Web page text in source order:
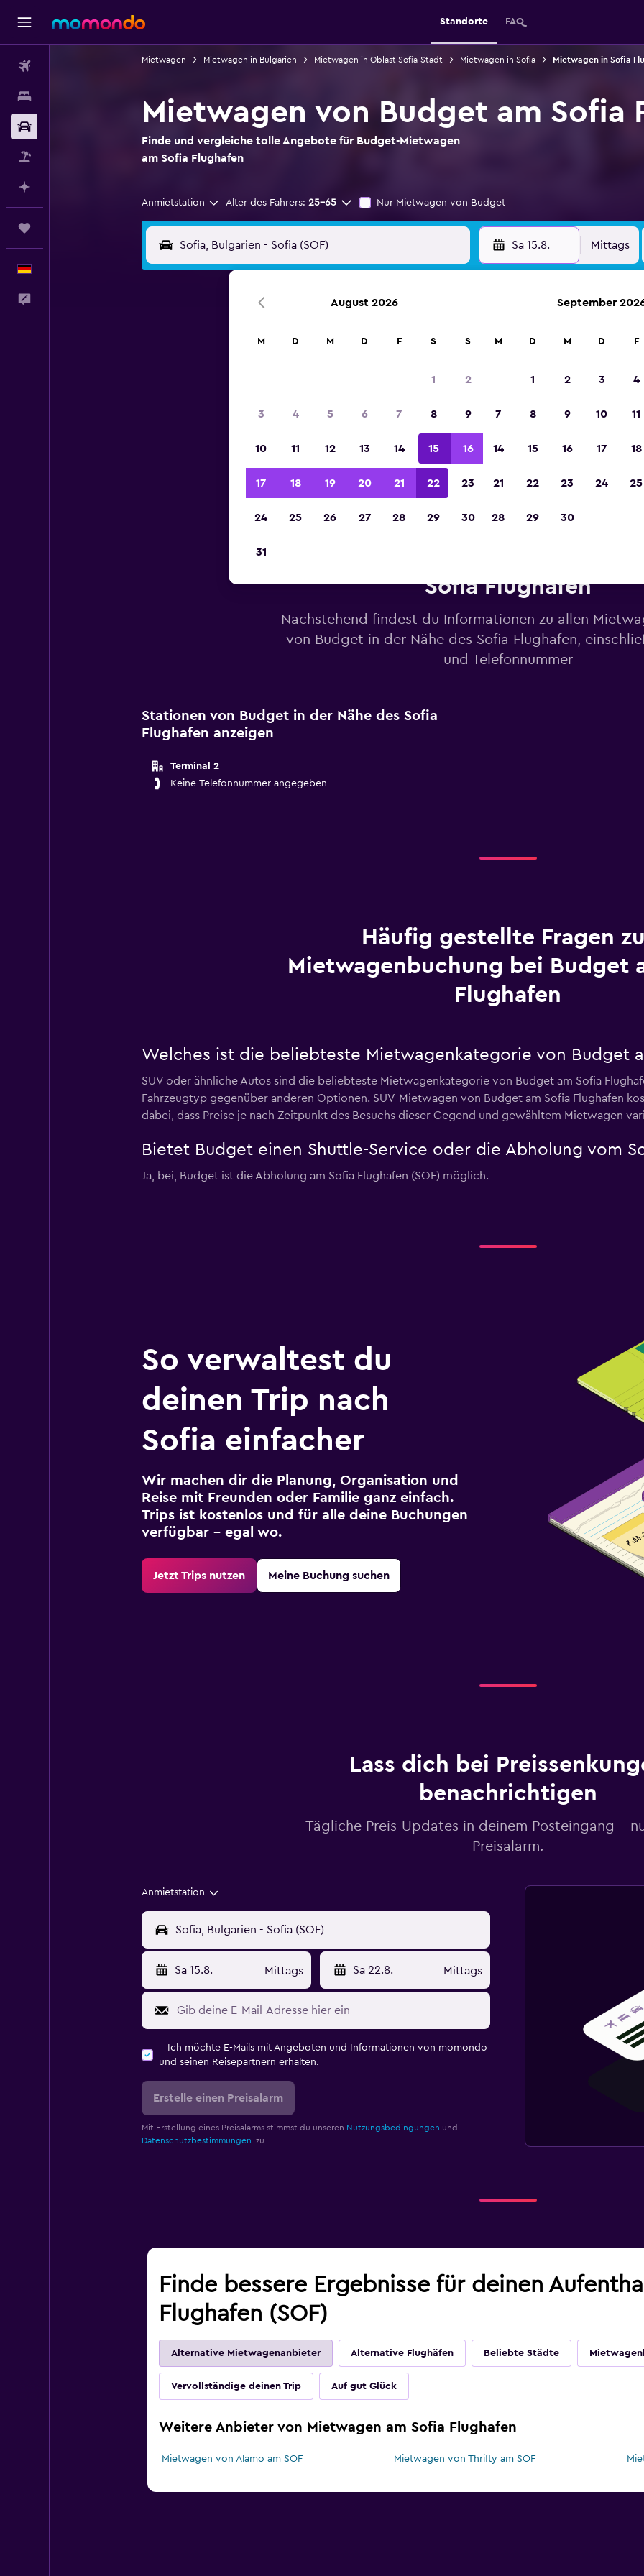
Standorte FAQ
Mietwagen Mietwagen in Bulgarien Mietwagen in Oblast Sofia-Stadt Mietwagen in Sofia Mietwagen in Sofia
Mietwagen von Budget am Sofia
Finde und vergleiche tolle Angebote für Budget-Mietwagen
am Sofia Flughafen
Anmietstation Alter des Fahrers: 25-65 Nur Mietwagen von Budget
Sa 15.8. Mittags
Sieger 2023 gekürt
Sofia Flughafen
Nachstehend findest du Informationen zu allen
von Budget in der Nähe des Sofia Flughafen,
und Telefonnummer
Stationen von Budget in der Nähe des Sofia
Flughafen anzeigen
Terminal 2
Keine Telefonnummer angegeben
Häufig gestellte Fragen
Mietwagenbuchung bei Budget
Flughafen
Welches ist die beliebteste Mietwagenkategorie von Budget
SUV oder ähnliche Autos sind die beliebteste Mietwagenkategorie von Budget am Sofia
Fahrzeugtyp gegenüber anderen Optionen. SUV-Mietwagen von Budget am Sofia Flughafen
dabei, dass Preise je nach Zeitpunkt des Besuchs dieser Gegend und gewähltem Mietwagen
Bietet Budget einen Shuttle-Service oder die Abholung vom
Ja, bei, Budget ist die Abholung am Sofia Flughafen (SOF) möglich.
So verwaltest du
deinen Trip nach
Sofia einfacher
Wir machen dir die Planung, Organisation und
Reise mit Freunden oder Familie ganz einfach.
Trips ist kostenlos und für alle deine Buchungen
verfügbar – egal wo.
Jetzt Trips nutzen Meine Buchung suchen
Lass dich bei
benachrichtigen
Tägliche Preis-Updates in deinem Posteingang –
Preisalarm.
Anmietstation
Sa 15.8. Mittags Sa 22.8. Mittags
Ich möchte E-Mails mit Angeboten und Informationen von momondo
und seinen Reisepartnern erhalten.
Erstelle einen Preisalarm
Mit Erstellung eines Preisalarms stimmst du unseren Nutzungsbedingungen und
Datenschutzbestimmungen.zu
Finde bessere Ergebnisse für deinen
Flughafen (SOF)
Alternative Mietwagenanbieter Alternative Flughäfen Beliebte Städte
Vervollständige deinen Trip Auf gut Glück
Weitere Anbieter von Mietwagen am Sofia Flughafen
Mietwagen von Alamo am SOF Mietwagen von Thrifty am SOF
August 2026
M D M D F S S
1 2
3 4 5 6 7 8 9
10 11 12 13 14 15 16
17 18 19 20 21 22 23
24 25 26 27 28 29 30
31
September
M D M D F
1 2 3 4
7 8 9 10 11
14 15 16 17 18
21 22 23 24 25
28 29 30